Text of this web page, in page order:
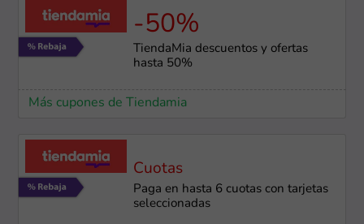
-50%
TiendaMia descuentos y ofertas
hasta 50%
Más cupones de Tiendamia
Cuotas
Paga en hasta 6 cuotas con tarjetas
seleccionadas